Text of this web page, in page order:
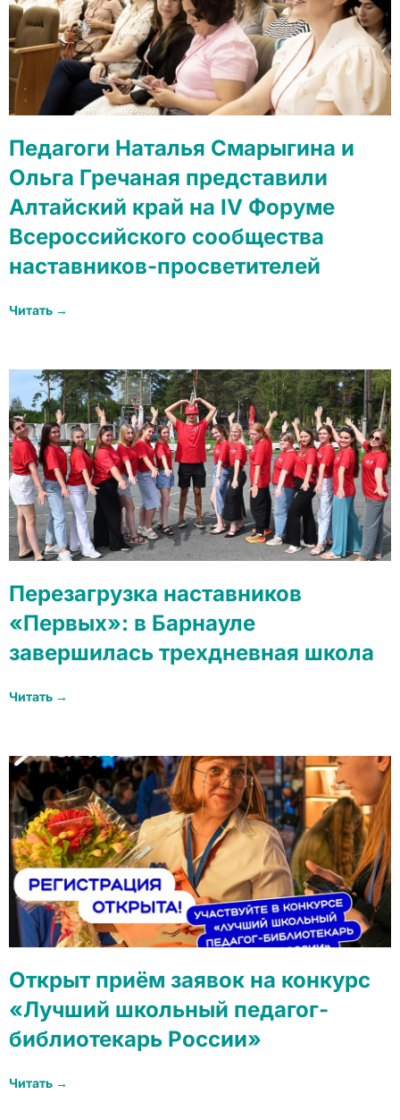
Педагоги Наталья Смарыгина и
Ольга Гречаная представили
Алтайский край на IV Форуме
Всероссийского сообщества
наставников-просветителей
Читать →
Перезагрузка наставников
«Первых»: в Барнауле
завершилась трехдневная школа
Читать →
Открыт приём заявок на конкурс
«Лучший школьный педагог-
библиотекарь России»
Читать →